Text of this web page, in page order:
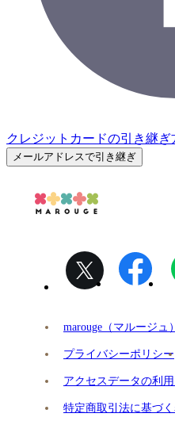
クレジットカードの引き継ぎ
メールアドレスで引き継ぎ
marouge（マルージュ
プライバシーポリシー
アクセスデータの利
特定商取引法に基づ